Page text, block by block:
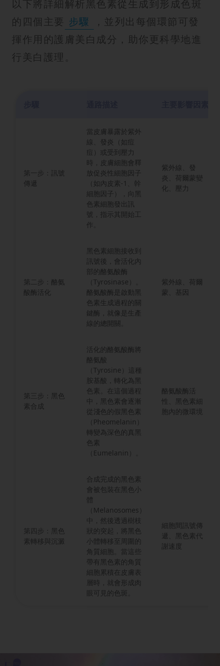
以下將詳細解析黑色素從生成到形成色斑
的四個主要 步驟
，並列出每個環節可發
揮作用的護膚美白成分，助你更科學地進
行美白護理。
第一步：訊號
傳遞
當皮膚暴露於紫外
線、發炎（如痘
痘）或受到壓力
時，皮膚細胞會釋
放促炎性細胞因子
（如內皮素-1、幹
細胞因子），向黑
色素細胞發出訊
號，指示其開始工
作。
紫外線、發
炎、荷爾蒙變
化、壓力
第二步：酪氨
酸酶活化
黑色素細胞接收到
訊號後，會活化內
部的酪氨酸酶
（Tyrosinase）。
酪氨酸酶是啟動黑
色素生成過程的關
鍵酶，就像是生產
線的總開關。
紫外線、荷爾
蒙、基因
第三步：黑色
素合成
活化的酪氨酸酶將
酪氨酸
（Tyrosine）這種
胺基酸，轉化為黑
色素。在這個過程
中，黑色素會逐漸
從淺色的假黑色素
（Pheomelanin）
轉變為深色的真黑
色素
（Eumelanin）。
酪氨酸酶活
性、黑色素細
胞內的微環境
第四步：黑色
素轉移與沉澱
合成完成的黑色素
會被包裝在黑色小
體
（Melanosomes）
中，然後透過樹枝
狀的突起，將黑色
小體轉移至周圍的
角質細胞。當這些
帶有黑色素的角質
細胞累積在皮膚表
層時，就會形成肉
眼可見的色斑。
細胞間訊號傳
遞、黑色素代
謝速度